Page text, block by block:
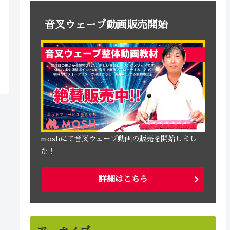
音叉ウェーブ動画販売開始
moshにて音叉ウェーブ動画の販売を開始しまし
た！
詳細はこちら